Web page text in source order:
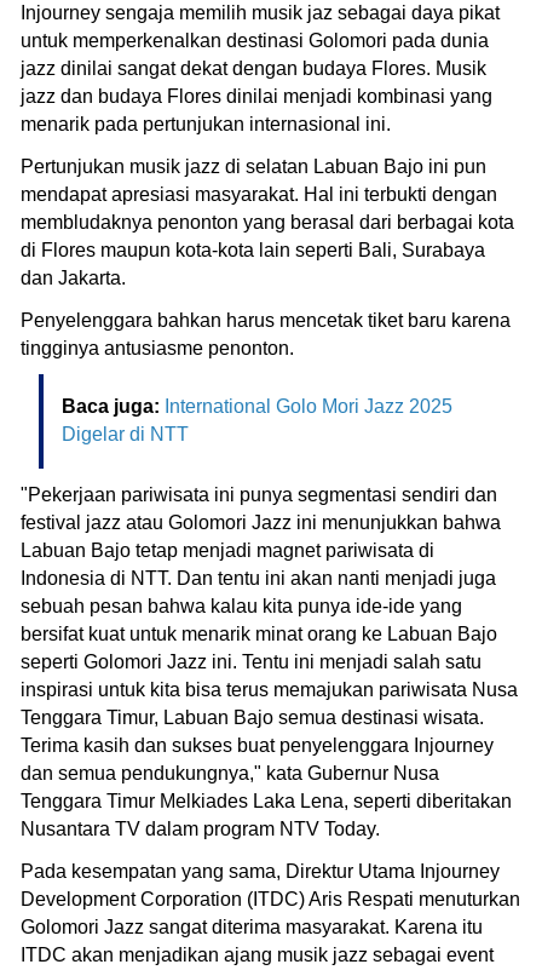
Injourney sengaja memilih musik jaz sebagai daya pikat
untuk memperkenalkan destinasi Golomori pada dunia
jazz dinilai sangat dekat dengan budaya Flores. Musik
jazz dan budaya Flores dinilai menjadi kombinasi yang
menarik pada pertunjukan internasional ini.
Pertunjukan musik jazz di selatan Labuan Bajo ini pun
mendapat apresiasi masyarakat. Hal ini terbukti dengan
membludaknya penonton yang berasal dari berbagai kota
di Flores maupun kota-kota lain seperti Bali, Surabaya
dan Jakarta.
Penyelenggara bahkan harus mencetak tiket baru karena
tingginya antusiasme penonton.
Baca juga: International Golo Mori Jazz 2025
Digelar di NTT
"Pekerjaan pariwisata ini punya segmentasi sendiri dan
festival jazz atau Golomori Jazz ini menunjukkan bahwa
Labuan Bajo tetap menjadi magnet pariwisata di
Indonesia di NTT. Dan tentu ini akan nanti menjadi juga
sebuah pesan bahwa kalau kita punya ide-ide yang
bersifat kuat untuk menarik minat orang ke Labuan Bajo
seperti Golomori Jazz ini. Tentu ini menjadi salah satu
inspirasi untuk kita bisa terus memajukan pariwisata Nusa
Tenggara Timur, Labuan Bajo semua destinasi wisata.
Terima kasih dan sukses buat penyelenggara Injourney
dan semua pendukungnya," kata Gubernur Nusa
Tenggara Timur Melkiades Laka Lena, seperti diberitakan
Nusantara TV dalam program NTV Today.
Pada kesempatan yang sama, Direktur Utama Injourney
Development Corporation (ITDC) Aris Respati menuturkan
Golomori Jazz sangat diterima masyarakat. Karena itu
ITDC akan menjadikan ajang musik jazz sebagai event